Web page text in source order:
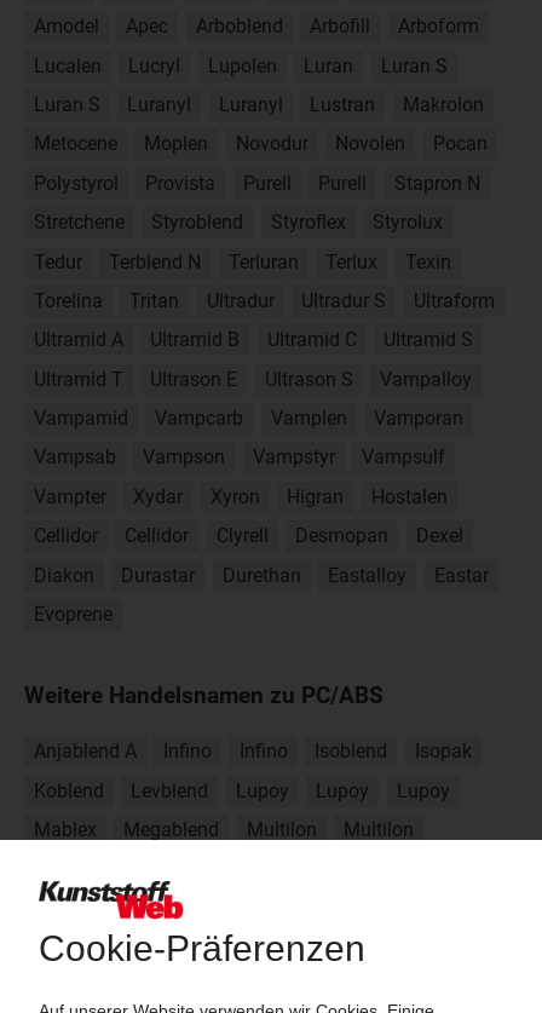
Amodel
Apec Arboblend Arbofill
Arboform
Lucalen
Lucryl Lupolen Luran
Luran S
Luran S
Luranyl Luranyl Lustran
Makrolon
Metocene
Moplen Novodur Novolen
Pocan
Polystyrol
Provista Purell Purell
Stapron N
Stretchene
Styroblend Styroflex
Styrolux
Tedur
Terblend N Terluran Terlux
Texin
Torelina
Tritan Ultradur Ultradur S
Ultraform
Ultramid A
Ultramid B Ultramid C
Ultramid S
Ultramid T
Ultrason E Ultrason S
Vampalloy
Vampamid
Vampcarb Vamplen
Vamporan
Vampsab
Vampson Vampstyr
Vampsulf
Vampter
Xydar Xyron Higran
Hostalen
Cellidor
Cellidor Clyrell Desmopan
Dexel
Diakon
Durastar Durethan Eastalloy
Eastar
Evoprene
Weitere Handelsnamen zu PC/ABS
Anjablend A Infino Infino Isoblend
Isopak
Koblend
Levblend Lupoy Lupoy
Lupoy
Mablex
Megablend Multilon
Multilon
Polyblend
Pulse
Staroy
Staroy Vampalloy
Wonderloy